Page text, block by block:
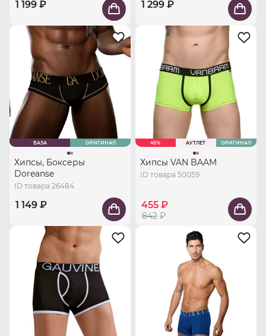
1 199 ₽ 1 299 ₽
БАЗА ОРИГИНАЛ
Хипсы, Боксеры
Doreanse
ID товара 26484
1 149 ₽
45% АУТЛЕТ ОРИГИНАЛ
Хипсы VAN BAAM
ID товара 50059
455 ₽
842 ₽